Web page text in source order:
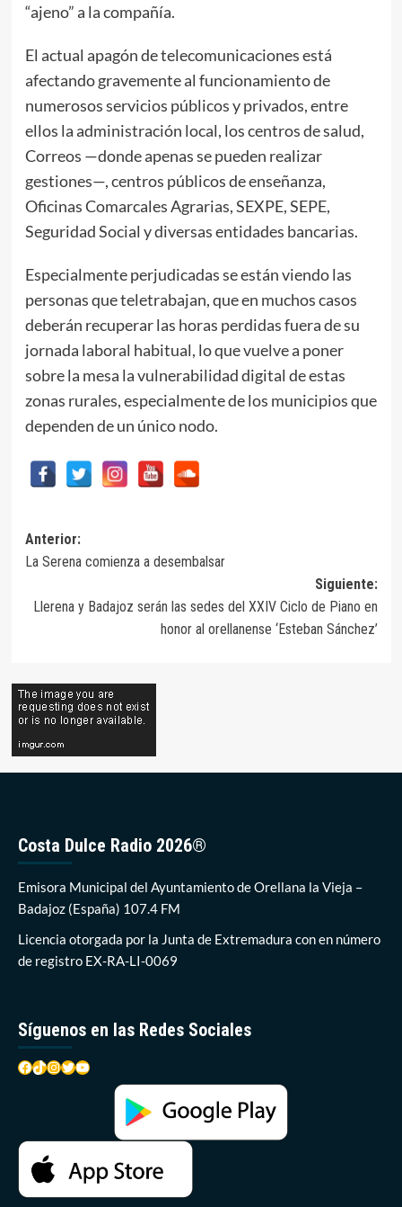
“ajeno” a la compañía.
El actual apagón de telecomunicaciones está
afectando gravemente al funcionamiento de
numerosos servicios públicos y privados, entre
ellos la administración local, los centros de salud,
Correos —donde apenas se pueden realizar
gestiones—, centros públicos de enseñanza,
Oficinas Comarcales Agrarias, SEXPE, SEPE,
Seguridad Social y diversas entidades bancarias.
Especialmente perjudicadas se están viendo las
personas que teletrabajan, que en muchos casos
deberán recuperar las horas perdidas fuera de su
jornada laboral habitual, lo que vuelve a poner
sobre la mesa la vulnerabilidad digital de estas
zonas rurales, especialmente de los municipios que
dependen de un único nodo.
Navegación
de
entradas
Anterior:
La Serena comienza a desembalsar
Siguiente:
Llerena y Badajoz serán las sedes del XXIV Ciclo de Piano en
honor al orellanense ‘Esteban Sánchez’
Costa Dulce Radio 2026®
Emisora Municipal del Ayuntamiento de Orellana la Vieja –
Badajoz (España) 107.4 FM
Licencia otorgada por la Junta de Extremadura con en número
de registro EX-RA-LI-0069
Síguenos en las Redes Sociales
Facebook
TikTok
Instagram
Twitter
YouTube